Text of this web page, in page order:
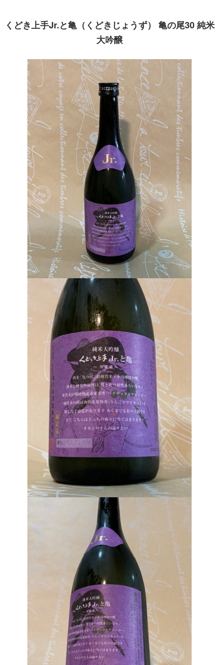
くどき上手Jr.と亀（くどきじょうず） 亀の尾30 純米
大吟醸